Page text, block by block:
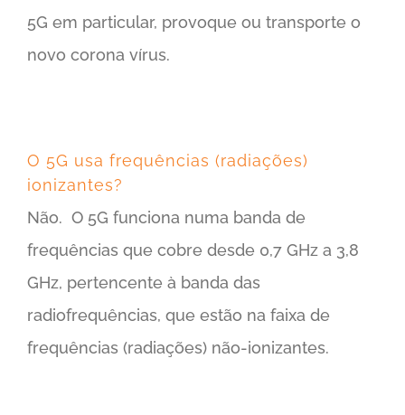
5G em particular, provoque ou transporte o
novo corona vírus.
O 5G usa frequências (radiações)
ionizantes?
Não. O 5G funciona numa banda de
frequências que cobre desde 0,7 GHz a 3,8
GHz, pertencente à banda das
radiofrequências, que estão na faixa de
frequências (radiações) não-ionizantes.